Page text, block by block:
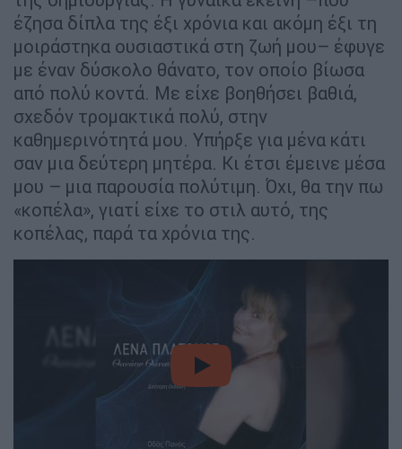
έζησα δίπλα της έξι χρόνια και ακόμη έξι τη
μοιράστηκα ουσιαστικά στη ζωή μου– έφυγε
με έναν δύσκολο θάνατο, τον οποίο βίωσα
από πολύ κοντά. Με είχε βοηθήσει βαθιά,
σχεδόν τρομακτικά πολύ, στην
καθημερινότητά μου. Υπήρξε για μένα κάτι
σαν μια δεύτερη μητέρα. Κι έτσι έμεινε μέσα
μου – μια παρουσία πολύτιμη. Όχι, θα την πω
«κοπέλα», γιατί είχε το στιλ αυτό, της
κοπέλας, παρά τα χρόνια της.
video